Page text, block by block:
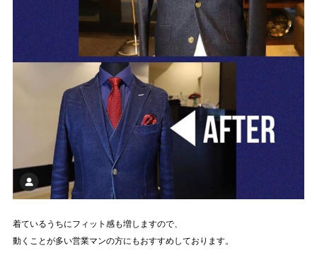
着ているうちにフィット感も増しますので、
動くことが多い営業マンの方にもおすすめしております。